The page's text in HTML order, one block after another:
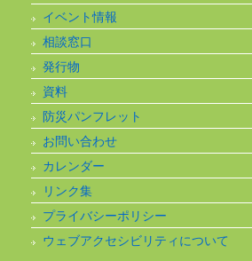
イベント情報
相談窓口
発行物
資料
防災パンフレット
お問い合わせ
カレンダー
リンク集
プライバシーポリシー
ウェブアクセシビリティについて